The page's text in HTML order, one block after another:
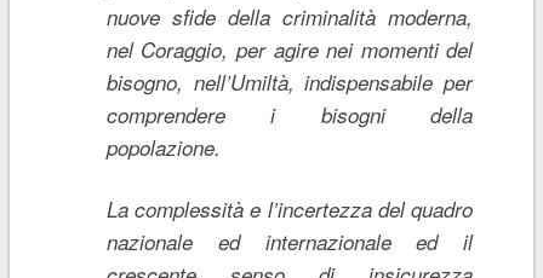
nuove sfide della criminalità moderna,
nel Coraggio, per agire nei momenti del
bisogno, nell’Umiltà, indispensabile per
comprendere i bisogni della
popolazione.
La complessità e l’incertezza del quadro
nazionale ed internazionale ed il